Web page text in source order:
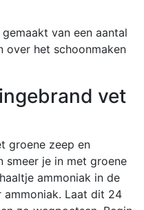
van een aantal
over het schoonmaken
vet
groene zeep en
smeer je in met groene
ammoniak in de
Laat dit 24